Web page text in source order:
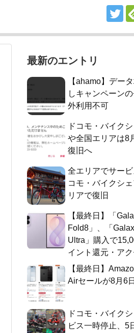
最新のエントリ
【ahamo】デー
しキャンペーン
外利用不可
ドコモ・バイク
や全国エリアは8
復旧へ
全エリアでサー
コモ・バイクシ
リアで復旧
【最終日】「
Fold8」、「
Ultra」購入で
イント還元・アク
【最終日】
Airセールが8月6
ドコモ・バイク
ビス一時停止、5